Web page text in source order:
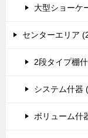
大型ショーケ
センターエリア
2段タイプ棚
システム什器
ボリューム什